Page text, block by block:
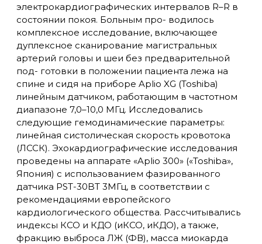
электрокардиографических интервалов R–R в
состоянии покоя. Больным про- водилось
комплексное исследование, включающее
дуплексное сканирование магистральных
артерий головы и шеи без предварительной
под- готовки в положении пациента лежа на
спине и сидя на приборе Aplio XG (Toshiba)
линейным датчиком, работающим в частотном
диапазоне 7,0–10,0 МГц. Исследовались
следующие гемодинамические параметры:
линейная систолическая скорость кровотока
(ЛССК). Эхокардиографические исследования
проведены на аппарате «Aplio 300» («Toshiba»,
Япония) с использованием фазированного
датчика PST-30BT 3МГц, в соответствии с
рекомендациями европейского
кардиологического общества. Рассчитывались
индексы КСО и КДО (иКСО, иКДО), а также,
фракцию выброса ЛЖ (ФВ), масса миокарда